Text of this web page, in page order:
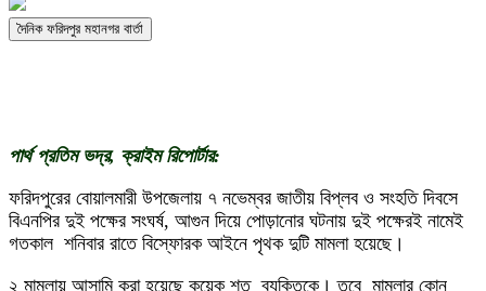
দৈনিক ফরিদপুর মহানগর বার্তা
পার্থ প্রতিম ভদ্র, ক্রাইম রিপোর্টার:
ফরিদপুরের বোয়ালমারী উপজেলায় ৭ নভেম্বর জাতীয় বিপ্লব ও সংহতি দিবসে
বিএনপির দুই পক্ষের সংঘর্ষ, আগুন দিয়ে পোড়ানোর ঘটনায় দুই পক্ষেরই নামেই
গতকাল শনিবার রাতে বিস্ফোরক আইনে পৃথক দুটি মামলা হয়েছে।
২ মামলায় আসামি করা হয়েছে কয়েক শত ‌ ব্যক্তিকে। তবে মামলার কোন